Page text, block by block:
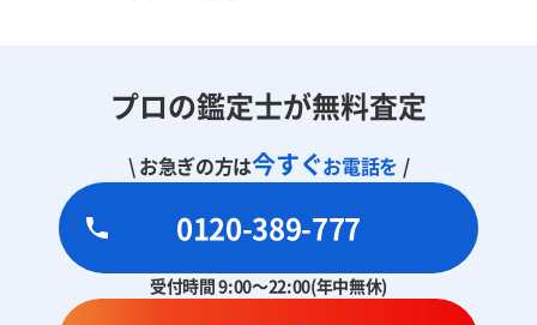
プロの鑑定士が無料査定
\ お急ぎの方は今すぐお電話を /
0120-389-777
受付時間 9:00～22:00(年中無休)